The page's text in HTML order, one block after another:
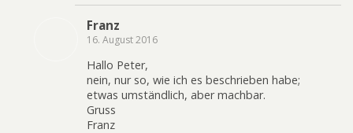
Franz
16. August 2016
Hallo Peter,
nein, nur so, wie ich es beschrieben habe;
etwas umständlich, aber machbar.
Gruss
Franz